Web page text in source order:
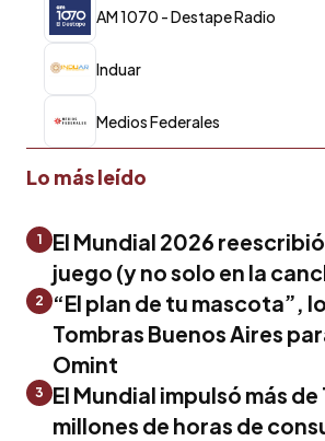
AM 1070 - Destape Radio
Induar
Medios Federales
Lo más leído
1
El Mundial 2026
juego (y no solo en la
2
“El plan de tu mascota”,
Tombras Buenos Aires
Omint
3
El Mundial impulsó más de
millones de horas de